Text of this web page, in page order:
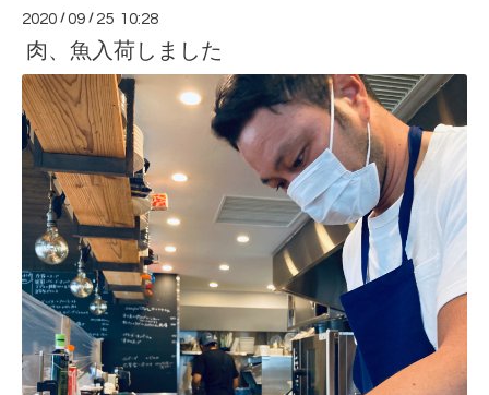
2020 /09 / 25 10:28
肉、魚入荷しました